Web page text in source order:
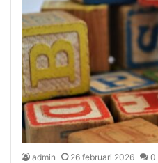
admin 26 februari 2026 0